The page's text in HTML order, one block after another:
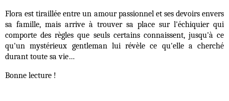
Flora est tiraillée entre un amour passionnel et ses devoirs envers
sa famille, mais arrive à trouver sa place sur l'échiquier qui
comporte des règles que seuls certains connaissent, jusqu'à ce
qu'un mystérieux gentleman lui révèle ce qu'elle a cherché
durant toute sa vie…
Bonne lecture !